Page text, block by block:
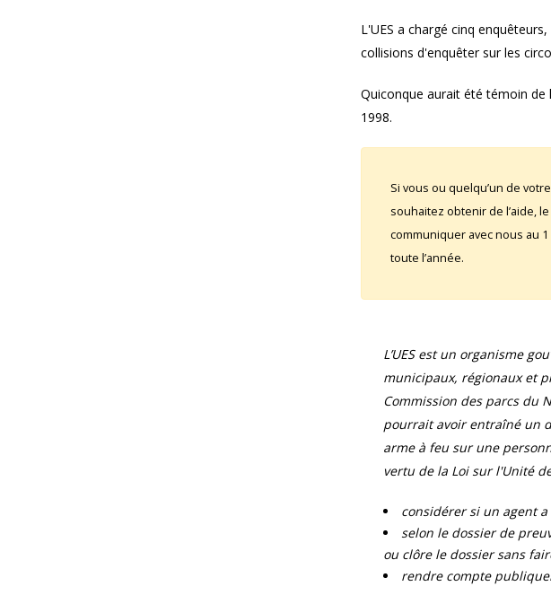
L'UES a chargé cinq
collisions d'enquêter sur les
Quiconque aurait été témoin de
1998.
Si vous ou quelqu’un de
souhaitez obtenir de l’aide,
communiquer avec nous au
toute l’année.
L’UES est un organisme
municipaux, régionaux et
Commission des parcs du
pourrait avoir entraîné un
arme à feu sur une
vertu de la Loi sur l'Unité
considérer si un agent
selon le dossier de
ou clôre le dossier sans
rendre compte